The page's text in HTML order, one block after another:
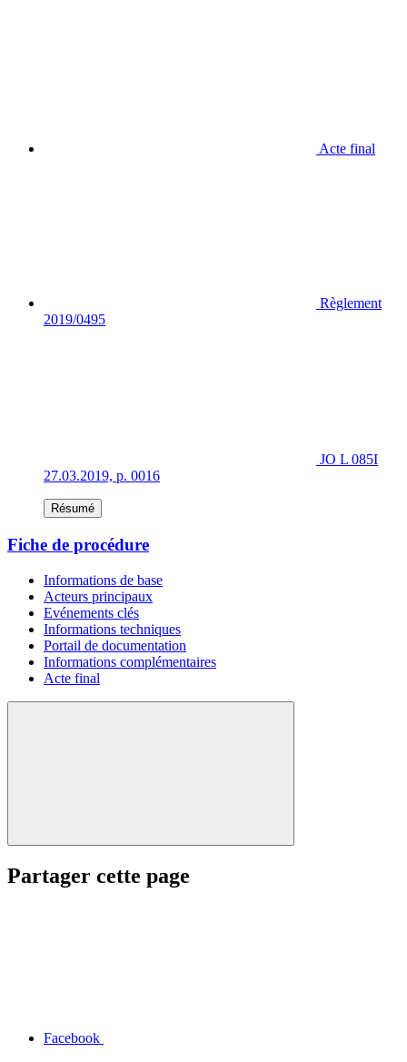
Acte final
Règlement
2019/0495
JO L 085I
27.03.2019, p. 0016
Résumé
Fiche de procédure
Informations de base
Acteurs principaux
Evénements clés
Informations techniques
Portail de documentation
Informations complémentaires
Acte final
Partager cette page
Facebook